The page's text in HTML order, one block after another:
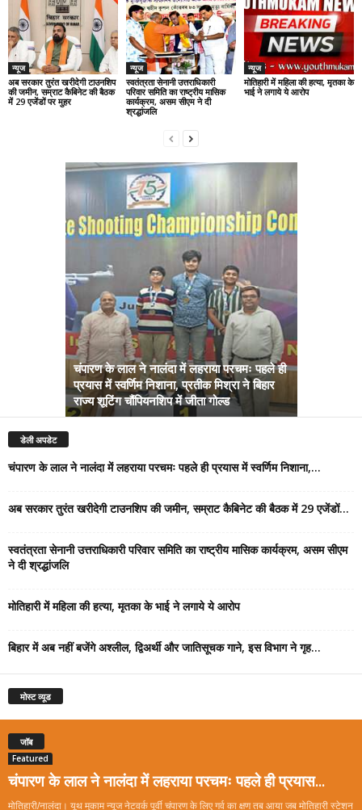
न्यूज
अब सरकार तुरंत खरीदेगी टाउनशिप
की जमीन, सम्राट कैबिनेट की बैठक
में 29 एजेंडों पर मुहर
न्यूज
स्वतंत्रता सेनानी उत्तराधिकारी
परिवार समिति का राष्ट्रीय मासिक
कार्यक्रम, असम सीएम ने दी
श्रद्धांजलि
न्यूज
मोतिहारी में महिला की हत्या, मृतका के
भाई ने लगाये ये आरोप
चंपारण के लाल ने नालंदा में लहराया परचमः पहले ही
प्रयास में स्वर्णिम निशाना, प्रतीक मिश्रा ने बिहार
राज्य शूटिंग चौंपियनशिप में जीता गोल्ड
डेली अपडेट
चंपारण के लाल ने नालंदा में लहराया परचमः पहले ही प्रयास में स्वर्णिम निशाना,...
अब सरकार तुरंत खरीदेगी टाउनशिप की जमीन, सम्राट कैबिनेट की बैठक में 29 एजेंडों...
स्वतंत्रता सेनानी उत्तराधिकारी परिवार समिति का राष्ट्रीय मासिक कार्यक्रम, असम सीएम
ने दी श्रद्धांजलि
मोतिहारी में महिला की हत्या, मृतका के भाई ने लगाये ये आरोप
बिहार में अब नहीं बजेंगे अश्लील, द्विअर्थी और जातिसूचक गाने, इस विभाग ने गृह...
मोस्ट व्यूड
जॉब
Featured
चंपारण के लाल ने नालंदा में लहराया परचमः पहले ही प्रयास...
मोतिहारी/नालंदा। यूथ मुकाम न्यूज नेटवर्क पूर्वी चंपारण के लिए गर्व का क्षण तब आया जब मोतिहारी स्टेशन